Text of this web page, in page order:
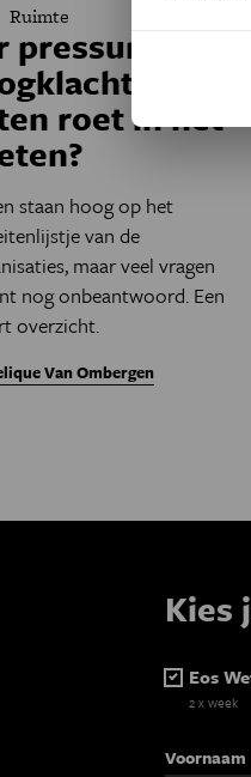
Ruimte
bij
roet in het
staan hoog op het
van de
maar veel vragen
nog onbeantwoord. Een
overzicht.
Van Ombergen
Kies
Eos
2 x week
Voornaam